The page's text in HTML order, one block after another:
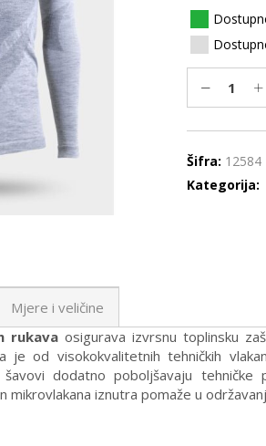
Šifra: 12584
Kategorija:
Mjere i veličine
rukavaosigurava izvrsnu toplinsku
od visokokvalitetnih tehničkih
dodatno poboljšavaju tehničke
mikrovlakana iznutra pomaže u